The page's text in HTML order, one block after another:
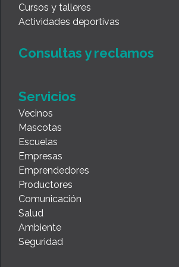
Cursos y talleres
Actividades deportivas
Consultas y reclamos
Servicios
Vecinos
Mascotas
Escuelas
Empresas
Emprendedores
Productores
Comunicación
Salud
Ambiente
Seguridad